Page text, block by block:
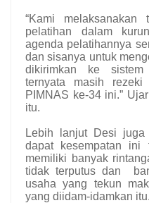
“Kami
pelatihan dalam
agenda pelatihannya
dan sisanya untuk
dikirimkan ke sistem
ternyata masih
PIMNAS ke-34 ini.”
itu.
Lebih lanjut Desi juga
dapat kesempatan ini
memiliki banyak
tidak terputus dan
usaha yang tekun
yang diidam-idamkan itu.